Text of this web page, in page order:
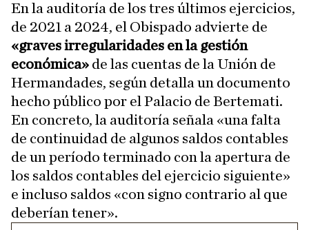
En la auditoría de los tres últimos ejercicios,
de 2021 a 2024, el Obispado advierte de
«graves irregularidades en la gestión
económica» de las cuentas de la Unión de
Hermandades, según detalla un documento
hecho público por el Palacio de Bertemati.
En concreto, la auditoría señala «una falta
de continuidad de algunos saldos contables
de un período terminado con la apertura de
los saldos contables del ejercicio siguiente»
e incluso saldos «con signo contrario al que
deberían tener».